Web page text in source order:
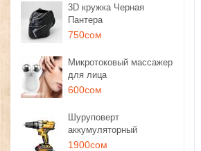
3D кружка Черная
Пантера
750сом
Микротоковый массажер
для лица
600сом
Шуруповерт
аккумуляторный
1900сом